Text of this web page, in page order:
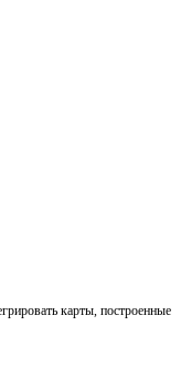
карты, построенные